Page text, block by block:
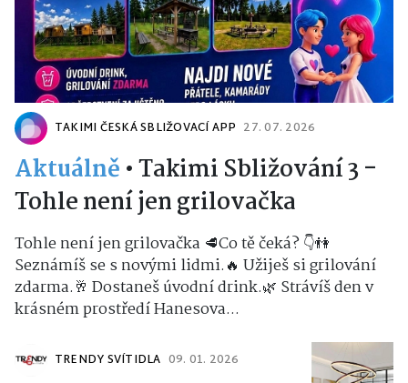
TAKIMI ČESKÁ SBLIŽOVACÍ APP 27. 07. 2026
Aktuálně •Takimi Sbližování 3 -
Tohle není jen grilovačka
Tohle není jen grilovačka 🥩Co tě čeká? 👇👫
Seznámíš se s novými lidmi.🔥 Užiješ si grilování
zdarma.🥂 Dostaneš úvodní drink.🌿 Strávíš den v
krásném prostředí Hanesova...
TRENDY SVÍTIDLA 09. 01. 2026